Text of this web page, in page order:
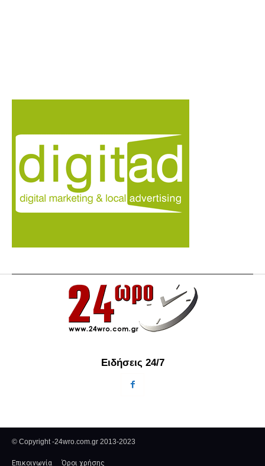
Ειδήσεις 24/7
© Copyright -24wro.com.gr 2013-2023
Επικοινωνία Όροι χρήσης